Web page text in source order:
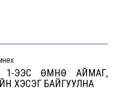
Previous
1-ЭЭС ӨМНӨ АЙМАГ,
ХЭСЭГ БАЙГУУЛНА